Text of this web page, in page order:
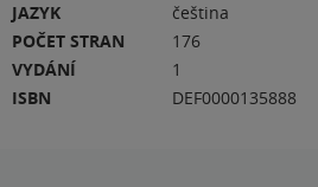
JAZYK
čeština
POČET STRAN
176
VYDÁNÍ
1
ISBN
DEF0000135888